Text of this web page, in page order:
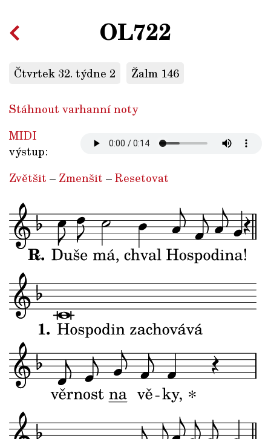
OL722
Čtvrtek 32. týdne 2 Žalm 146
Stáhnout varhanní noty
MIDI
výstup:
Zvětšit – Zmenšit –Resetovat